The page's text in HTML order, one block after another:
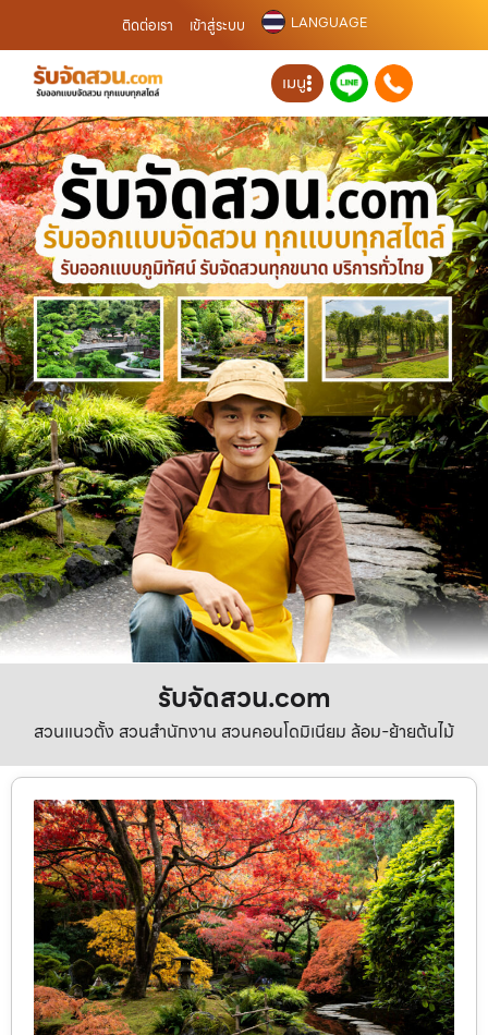
ติดต่อเรา เข้าสู่ระบบ LANGUAGE
เมนู
รับจัดสวน.com
สวนแนวตั้ง สวนสำนักงาน สวนคอนโดมิเนียม ล้อม-ย้ายต้นไม้